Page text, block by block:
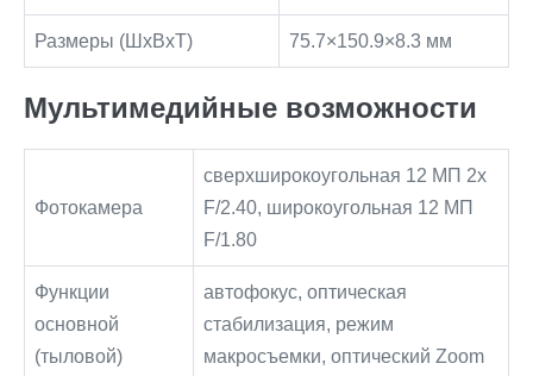
Размеры (ШxВxТ) 75.7×150.9×8.3 мм
Мультимедийные возможности
Фотокамера
сверхширокоугольная 12 МП 2x
F/2.40, широкоугольная 12 МП
F/1.80
Функции
основной
(тыловой)
автофокус, оптическая
стабилизация, режим
макросъемки, оптический Zoom